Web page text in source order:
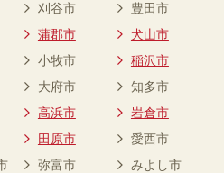
刈谷市
豊田市
蒲郡市
犬山市
小牧市
稲沢市
大府市
知多市
高浜市
岩倉市
田原市
愛西市
弥富市
みよし市